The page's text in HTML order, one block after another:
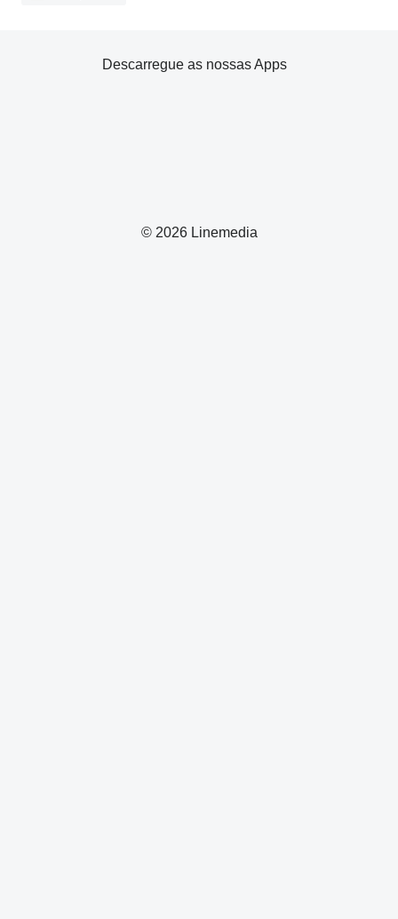
© 2026 Linemedia
Descarregue as nossas Apps